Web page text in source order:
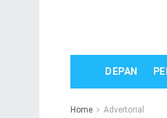
DEPAN
Home Advertorial